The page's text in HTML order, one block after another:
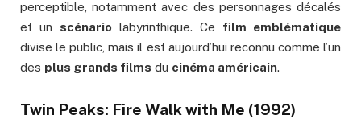
perceptible, notamment avec des personnages décalés
et un scénario labyrinthique. Ce film emblématique
divise le public, mais il est aujourd’hui reconnu comme l’un
des plus grands films du cinéma américain.
Twin Peaks: Fire Walk with Me (1992)